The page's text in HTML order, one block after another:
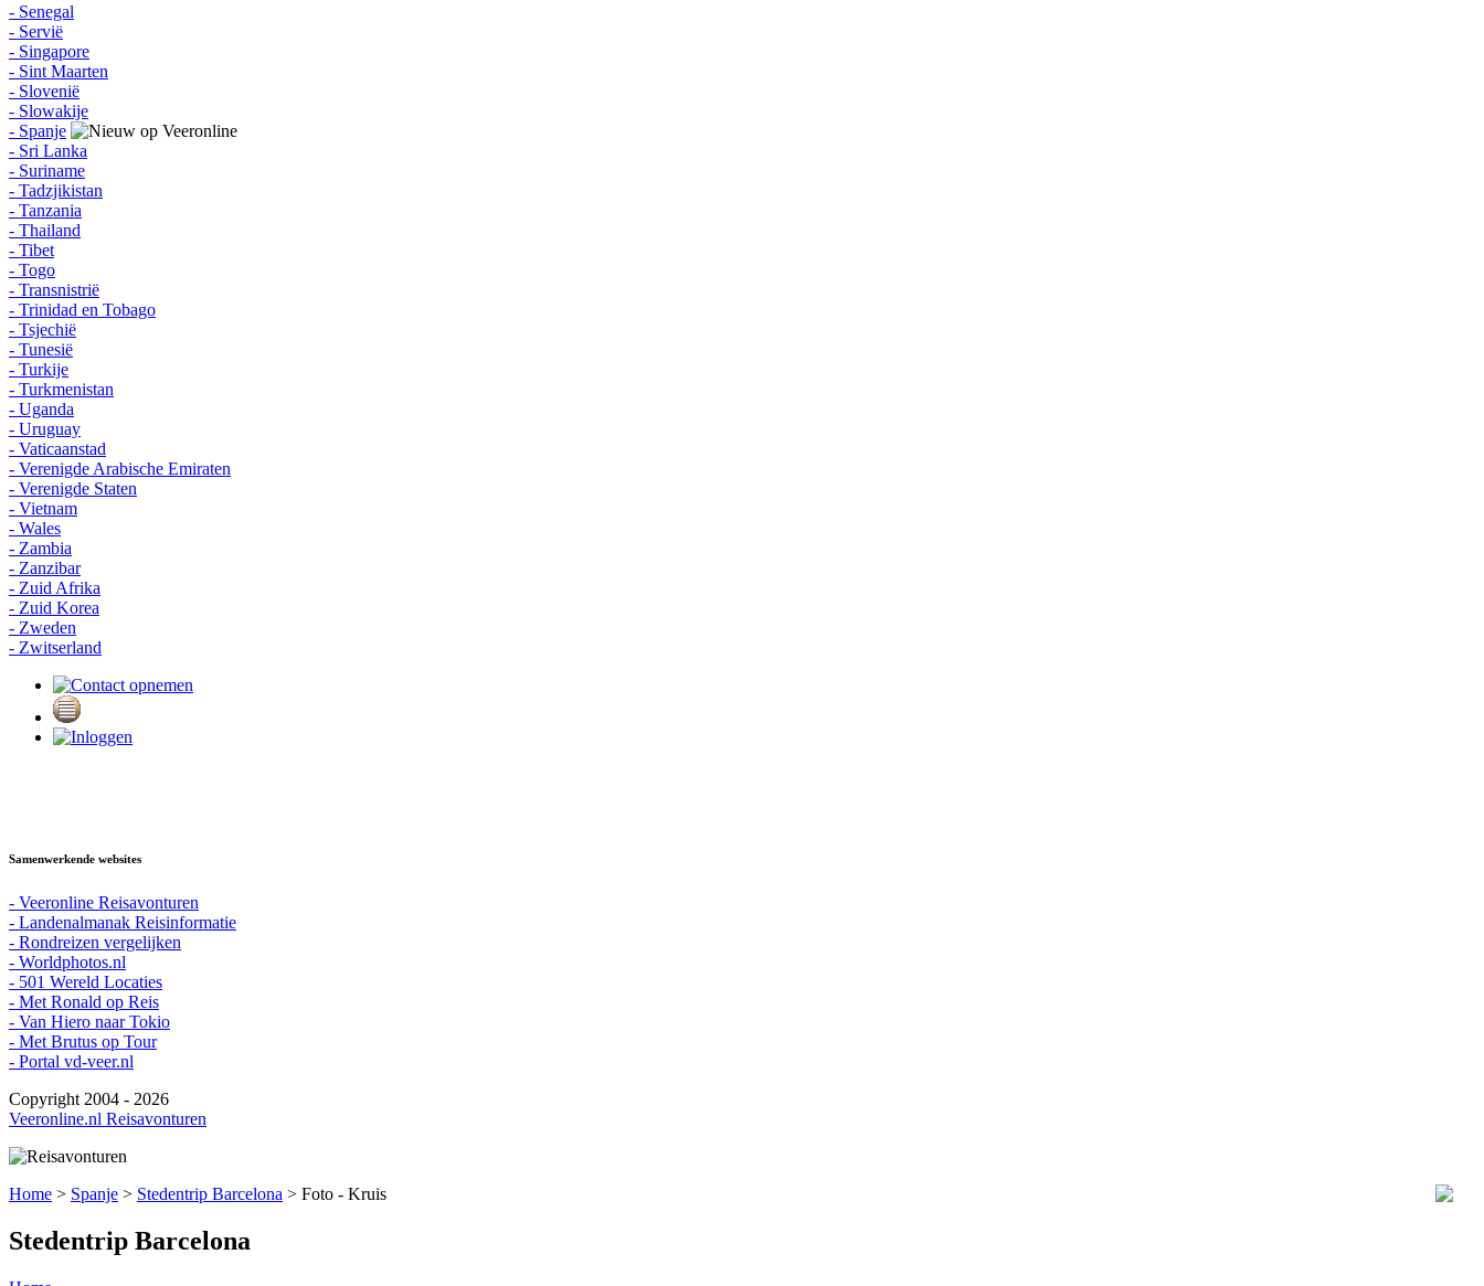
- Senegal
- Servië
- Singapore
- Sint Maarten
- Slovenië
- Slowakije
- Spanje
- Sri Lanka
- Suriname
- Tadzjikistan
- Tanzania
- Thailand
- Tibet
- Togo
- Transnistrië
- Trinidad en Tobago
- Tsjechië
- Tunesië
- Turkije
- Turkmenistan
- Uganda
- Uruguay
- Vaticaanstad
- Verenigde Arabische Emiraten
- Verenigde Staten
- Vietnam
- Wales
- Zambia
- Zanzibar
- Zuid Afrika
- Zuid Korea
- Zweden
- Zwitserland
Samenwerkende websites
- Veeronline Reisavonturen
- Landenalmanak Reisinformatie
- Rondreizen vergelijken
- Worldphotos.nl
- 501 Wereld Locaties
- Met Ronald op Reis
- Van Hiero naar Tokio
- Met Brutus op Tour
- Portal vd-veer.nl
Copyright 2004 - 2026
Veeronline.nl Reisavonturen
Home > Spanje > Stedentrip Barcelona > Foto - Kruis
Stedentrip Barcelona